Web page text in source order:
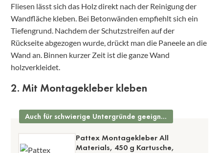
Fliesen lässt sich das Holz direkt nach der Reinigung der
Wandfläche kleben. Bei Betonwänden empfiehlt sich ein
Tiefengrund. Nachdem der Schutzstreifen auf der
Rückseite abgezogen wurde, drückt man die Paneele an die
Wand an. Binnen kurzer Zeit ist die ganze Wand
holzverkleidet.
2. Mit Montagekleber kleben
Auch für schwierige Untergründe geeignet
Pattex Montagekleber All
Materials, 450 g Kartusche,